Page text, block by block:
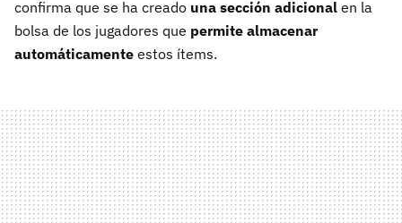
confirma que se ha creado una sección adicional en la
bolsa de los jugadores que permite almacenar
automáticamente estos ítems.